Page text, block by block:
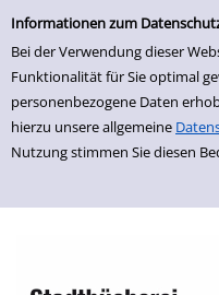
Einfache Suche
Informationen zum
Bei der Verwendung dieser
Funktionalität für Sie optimal
personenbezogene Daten
hierzu unsere allgemeine
Nutzung stimmen Sie diesen
zur Navigation springen
zum Inhalt springen
Zur Detailanzeige springen